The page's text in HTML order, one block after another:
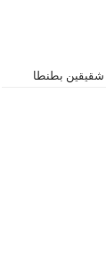
بطنطا